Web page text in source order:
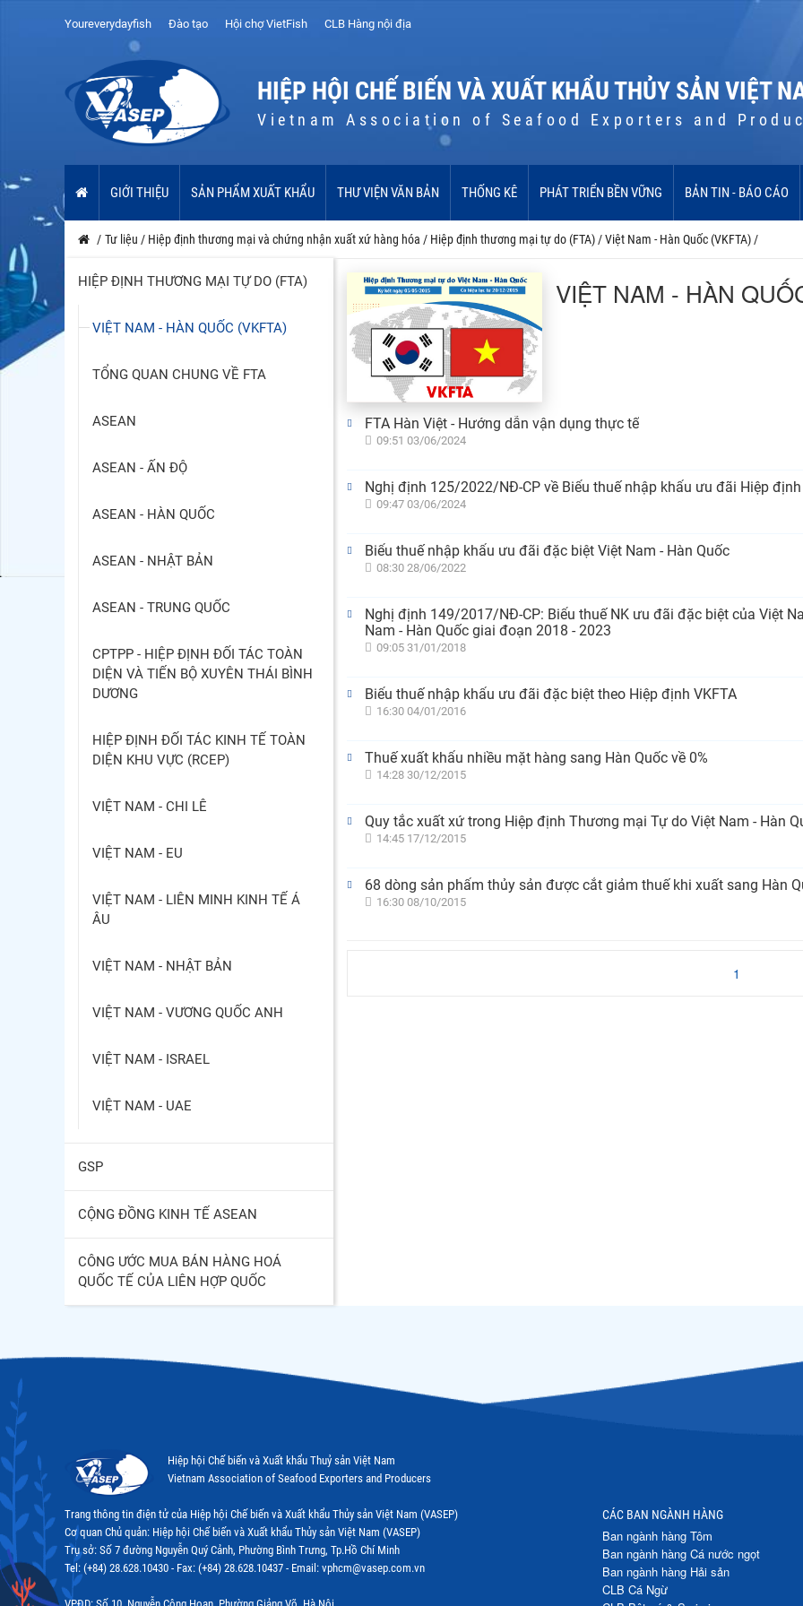
Youreverydayfish Đào tạo Hội chợ VietFish CLB Hàng nội địa
HIỆP HỘI CHẾ BIẾN VÀ XUẤT KHẨU THỦY SẢN VIỆT
Vietnam Association of Seafood Exporters and
GIỚI THIỆU SẢN PHẨM XUẤT KHẨU THƯ VIỆN VĂN BẢN THỐNG KÊ PHÁT TRIỂN BỀN VỮNG BẢN TIN - BÁO CÁO
/ Tư liệu / Hiệp định thương mại và chứng nhận xuất xứ hàng hóa / Hiệp định thương mại tự do (FTA) /Việt Nam - Hàn Quốc (VKFTA) /
HIỆP ĐỊNH THƯƠNG MẠI TỰ DO (FTA)
VIỆT NAM - HÀN QUỐC (VKFTA)
TỔNG QUAN CHUNG VỀ FTA
ASEAN
ASEAN - ẤN ĐỘ
ASEAN - HÀN QUỐC
ASEAN - NHẬT BẢN
ASEAN - TRUNG QUỐC
CPTPP - HIỆP ĐỊNH ĐỐI TÁC TOÀN
DIỆN VÀ TIẾN BỘ XUYÊN THÁI BÌNH
DƯƠNG
HIỆP ĐỊNH ĐỐI TÁC KINH TẾ TOÀN
DIỆN KHU VỰC (RCEP)
VIỆT NAM - CHI LÊ
VIỆT NAM - EU
VIỆT NAM - LIÊN MINH KINH TẾ Á
ÂU
VIỆT NAM - NHẬT BẢN
VIỆT NAM - VƯƠNG QUỐC ANH
VIỆT NAM - ISRAEL
VIỆT NAM - UAE
GSP
CỘNG ĐỒNG KINH TẾ ASEAN
CÔNG ƯỚC MUA BÁN HÀNG HOÁ
QUỐC TẾ CỦA LIÊN HỢP QUỐC
VIỆT NAM - HÀN
FTA Hàn Việt - Hướng dẫn vận dụng thực tế
09:51 03/06/2024
Nghị định 125/2022/NĐ-CP về Biểu thuế nhập khẩu ưu đãi Hiệp
09:47 03/06/2024
Biểu thuế nhập khẩu ưu đãi đặc biệt Việt Nam - Hàn Quốc
08:30 28/06/2022
Nghị định 149/2017/NĐ-CP: Biểu thuế NK ưu đãi đặc biệt của Việt
Nam - Hàn Quốc giai đoạn 2018 - 2023
09:05 31/01/2018
Biểu thuế nhập khẩu ưu đãi đặc biệt theo Hiệp định VKFTA
16:30 04/01/2016
Thuế xuất khẩu nhiều mặt hàng sang Hàn Quốc về 0%
14:28 30/12/2015
Quy tắc xuất xứ trong Hiệp định Thương mại Tự do Việt Nam - Hàn
14:45 17/12/2015
68 dòng sản phẩm thủy sản được cắt giảm thuế khi xuất sang Hàn
16:30 08/10/2015
1
Hiệp hội Chế biến và Xuất khẩu Thuỷ sản Việt Nam
Vietnam Association of Seafood Exporters and Producers
Trang thông tin điện tử của Hiệp hội Chế biến và Xuất khẩu Thủy sản Việt Nam (VASEP)
Cơ quan Chủ quản: Hiệp hội Chế biến và Xuất khẩu Thủy sản Việt Nam (VASEP)
Trụ sở: Số 7 đường Nguyễn Quý Cảnh, Phường Bình Trưng, Tp.Hồ Chí Minh
Tel: (+84) 28.628.10430 - Fax: (+84) 28.628.10437 - Email: vphcm@vasep.com.vn
CÁC BAN NGÀNH HÀNG
Ban ngành hàng Tôm
Ban ngành hàng Cá nước ngọt
Ban ngành hàng Hải sản
CLB Cá Ngừ